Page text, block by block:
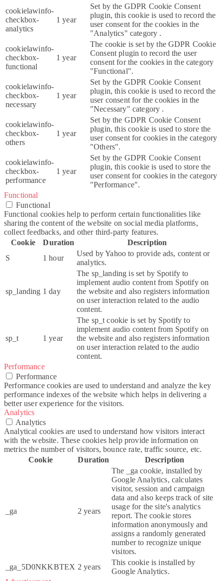
cookielawinfo-
checkbox-
analytics
1 year
Set by the GDPR Cookie Consent
plugin, this cookie is used to record the
user consent for the cookies in the
"Analytics" category .
cookielawinfo-
checkbox-
functional
1 year
The cookie is set by the GDPR Cookie
Consent plugin to record the user
consent for the cookies in the category
"Functional".
cookielawinfo-
checkbox-
necessary
1 year
Set by the GDPR Cookie Consent
plugin, this cookie is used to record the
user consent for the cookies in the
"Necessary" category .
cookielawinfo-
checkbox-
others
1 year
Set by the GDPR Cookie Consent
plugin, this cookie is used to store the
user consent for cookies in the category
"Others".
cookielawinfo-
checkbox-
performance
1 year
Set by the GDPR Cookie Consent
plugin, this cookie is used to store the
user consent for cookies in the category
"Performance".
Functional
Functional
Functional cookies help to perform certain functionalities like
sharing the content of the website on social media platforms,
collect feedbacks, and other third-party features.
Cookie
Duration
Description
S
1 hour
Used by Yahoo to provide ads, content or
analytics.
sp_landing 1 day
The sp_landing is set by Spotify to
implement audio content from Spotify on
the website and also registers information
on user interaction related to the audio
content.
sp_t 1 year
The sp_t cookie is set by Spotify to
implement audio content from Spotify on
the website and also registers information
on user interaction related to the audio
content.
Performance
Performance
Performance cookies are used to understand and analyze the key
performance indexes of the website which helps in delivering a
better user experience for the visitors.
Analytics
Analytics
Analytical cookies are used to understand how visitors interact
with the website. These cookies help provide information on
metrics the number of visitors, bounce rate, traffic source, etc.
Cookie
Duration Description
_ga 2 years
The _ga cookie, installed by
Google Analytics, calculates
visitor, session and campaign
data and also keeps track of site
usage for the site's analytics
report. The cookie stores
information anonymously and
assigns a randomly generated
number to recognize unique
visitors.
_ga_5D0NKKBTEX 2 years
This cookie is installed by
Google Analytics.